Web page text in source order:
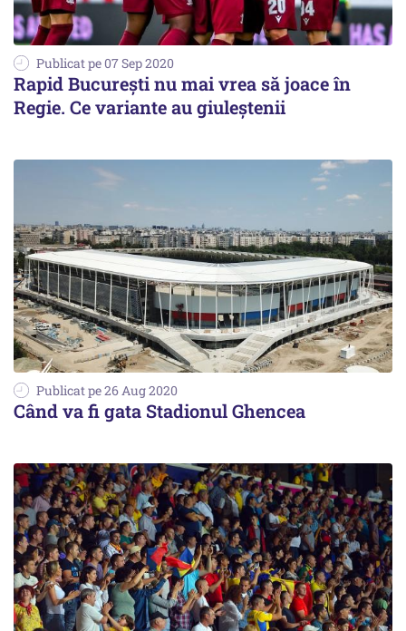
Publicat pe 07 Sep 2020
Rapid Bucureşti nu mai vrea să joace în
Regie. Ce variante au giuleştenii
Publicat pe 26 Aug 2020
Când va fi gata Stadionul Ghencea